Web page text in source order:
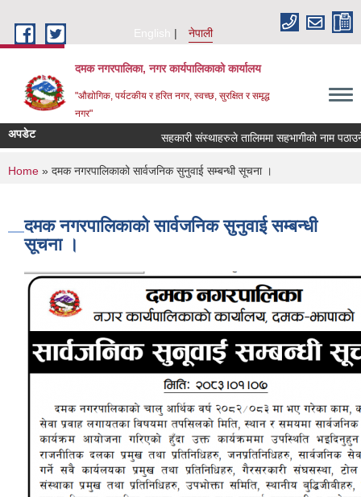
English
नेपाली
दमक नगरपालिका, नगर कार्यपालिकाको कार्यालय
"औद्योगिक, पर्यटकीय र हरित नगर, स्वच्छ, सुरक्षित र समृद्ध
नगर"
अपडेट सहकारी संस्थाहरुले तालिममा सहभागीको नाम पठाउने
You are here
Home » दमक नगरपालिकाको सार्वजनिक सुनुवाई सम्बन्धी सूचना ।
दमक नगरपालिकाको सार्वजनिक सुनुवाई सम्बन्धी
सूचना ।